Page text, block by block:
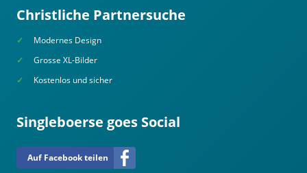
Christliche Partnersuche
Modernes Design
Grosse XL-Bilder
Kostenlos und sicher
Singleboerse goes Social
Auf Facebook teilen